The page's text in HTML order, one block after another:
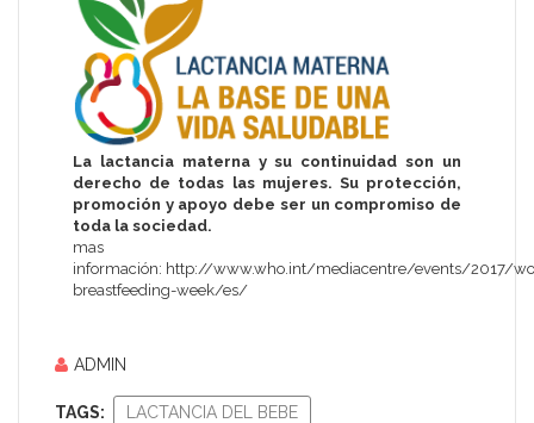
La lactancia materna y su continuidad son un
derecho de todas las mujeres. Su protección,
promoción y apoyo debe ser un compromiso de
toda la sociedad.
mas
información: http://www.who.int/mediacentre/events/2017/
breastfeeding-week/es/
ADMIN
TAGS: LACTANCIA DEL BEBE